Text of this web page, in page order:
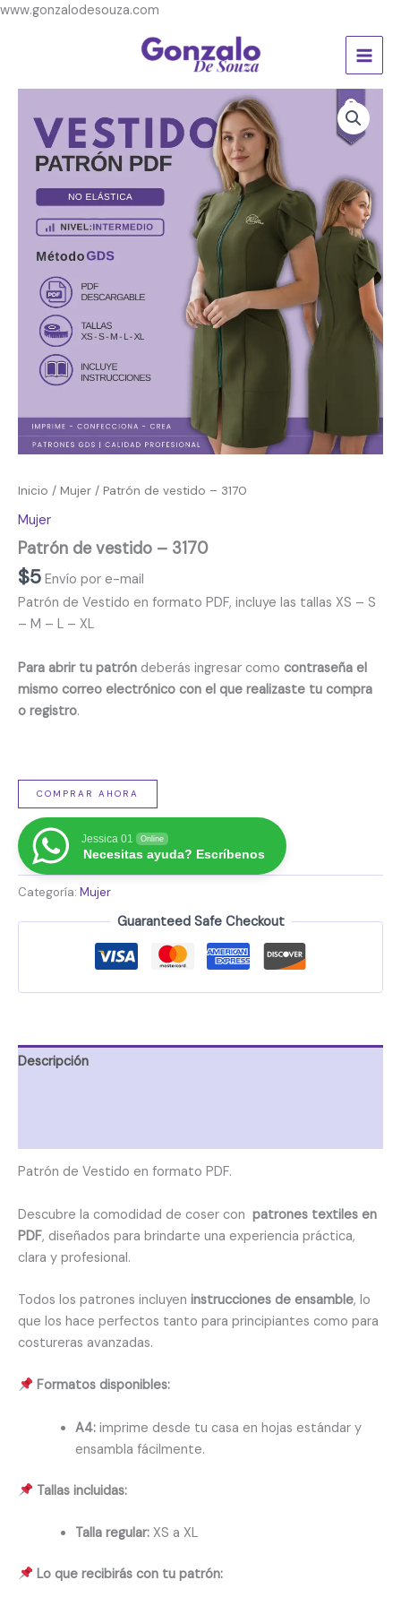
www.gonzalodesouza.com
contenido
Inicio / Mujer / Patrón de vestido – 3170
Mujer
Patrón de vestido – 3170
$5 Envío por e-mail
Patrón de Vestido en formato PDF, incluye las tallas XS – S
– M – L – XL
Para abrir tu patrón deberás ingresar como contraseña el
mismo correo electrónico con el que realizaste tu compra
o registro.
COMPRAR AHORA
Jessica 01 Online
Necesitas ayuda? Escríbenos
Categoría: Mujer
Guaranteed Safe Checkout
Descripción
Patrón de Vestido en formato PDF.
Descubre la comodidad de coser con patrones textiles en
PDF, diseñados para brindarte una experiencia práctica,
clara y profesional.
Todos los patrones incluyen instrucciones de ensamble, lo
que los hace perfectos tanto para principiantes como para
costureras avanzadas.
Formatos disponibles:
A4:imprime desde tu casa en hojas estándar y
ensambla fácilmente.
Tallas incluidas:
Talla regular:XS a XL
Lo que recibirás con tu patrón: